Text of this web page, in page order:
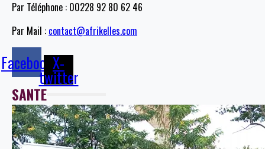
Par Téléphone : 00228 92 80 62 46
Par Mail : contact@afrikelles.com
FacebookX-
twitter
SANTE